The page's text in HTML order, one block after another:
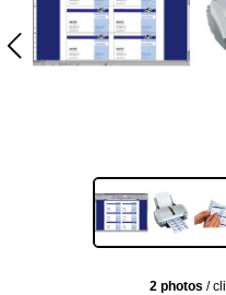
2 photos /